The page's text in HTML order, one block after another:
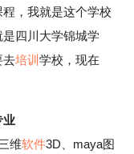
，我就是这个学校
四川大学锦城学
去培训 学校，现在
业
维软件3D、maya图